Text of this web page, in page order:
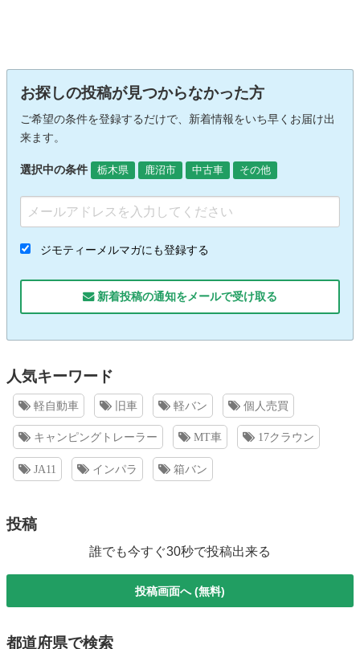
お探しの投稿が見つからなかった方
ご希望の条件を登録するだけで、新着情報をいち早くお届け出
来ます。
選択中の条件 栃木県 鹿沼市 中古車 その他
ジモティーメルマガにも登録する
新着投稿の通知をメールで受け取る
人気キーワード
軽自動車 旧車 軽バン 個人売買
キャンピングトレーラー MT車 17クラウン
JA11 インパラ 箱バン
投稿
誰でも今すぐ30秒で投稿出来る
投稿画面へ (無料)
都道府県で検索